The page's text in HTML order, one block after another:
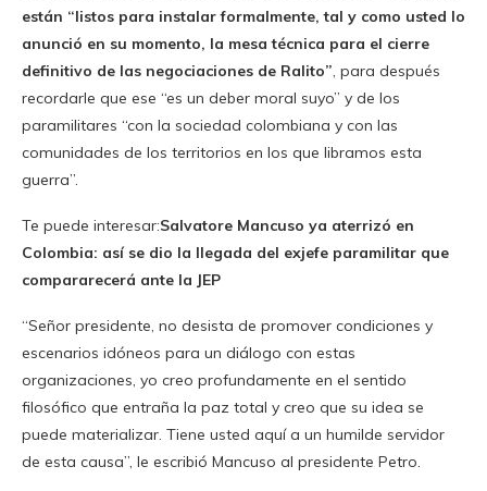
están “listos para instalar formalmente, tal y como usted lo
anunció en su momento, la mesa técnica para el cierre
definitivo de las negociaciones de Ralito”, para después
recordarle que ese “es un deber moral suyo” y de los
paramilitares “con la sociedad colombiana y con las
comunidades de los territorios en los que libramos esta
guerra”.
Te puede interesar:Salvatore Mancuso ya aterrizó en
Colombia: así se dio la llegada del exjefe paramilitar que
compararecerá ante la JEP
“Señor presidente, no desista de promover condiciones y
escenarios idóneos para un diálogo con estas
organizaciones, yo creo profundamente en el sentido
filosófico que entraña la paz total y creo que su idea se
puede materializar. Tiene usted aquí a un humilde servidor
de esta causa”, le escribió Mancuso al presidente Petro.